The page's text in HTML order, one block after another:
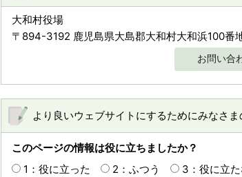
大和村役場
〒894-3192 鹿児島県大島郡大和村大和浜100番
お問い合
より良いウェブサイトにするためにみなさ
このページの情報は役に立ちましたか？
1：役に立った
2：ふつう
3：役に立